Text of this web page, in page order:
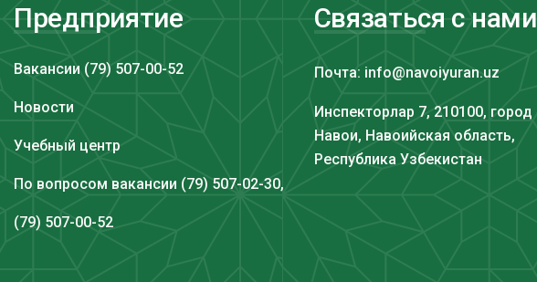
Предприятие
Вакансии (79) 507-00-52
Новости
Учебный центр
По вопросом вакансии (79) 507-02-30,
(79) 507-00-52
Связаться с нами
Почта: info@navoiyuran.uz
Инспекторлар 7, 210100, город
Навои, Навоийская область,
Республика Узбекистан